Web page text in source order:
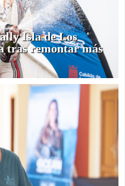
Isla de Los
tras remontar más